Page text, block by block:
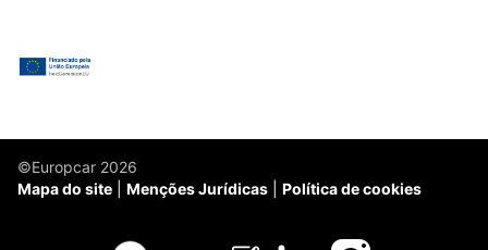
©Europcar 2026
Mapa do site
Menções Jurídicas Política de cookies